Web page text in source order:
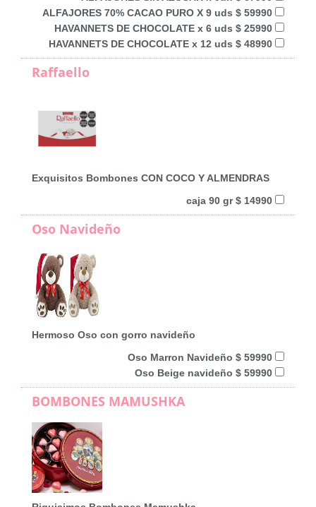
ALFAJORES 70% CACAO PURO X 9 uds $ 59990
HAVANNETS DE CHOCOLATE x 6 uds $ 25990
HAVANNETS DE CHOCOLATE x 12 uds $ 48990
Raffaello
Exquisitos Bombones CON COCO Y ALMENDRAS
caja 90 gr $ 14990
Oso Navideño
Hermoso Oso con gorro navideño
Oso Marron Navideño $ 59990
Oso Beige navideño $ 59990
BOMBONES MAMUSHKA